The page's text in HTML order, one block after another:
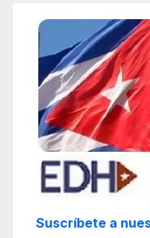
Suscríbete a